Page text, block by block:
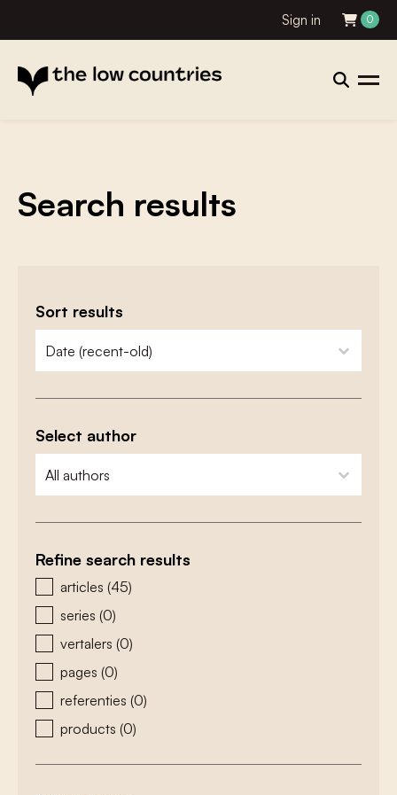
Sign in 0
Search results
Sort results
zoeken - sorteer
sort content
Select author
zoeken - auteurs
select content
Refine search results
zoeken - type
articles (45)
series (0)
vertalers (0)
pages (0)
referenties (0)
products (0)